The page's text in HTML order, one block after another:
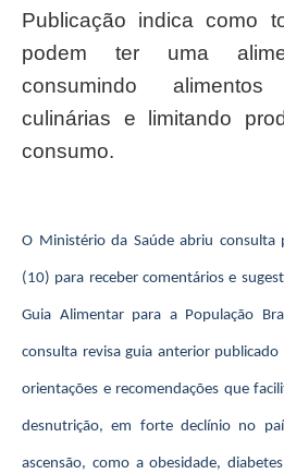
Publicação indica como todos os brasileiros
podem ter uma
consumindo
culinárias e limitando
consumo.
O Ministério da Saúde abriu consulta
(10) para receber comentários e
Guia Alimentar para a População
consulta revisa guia anterior
orientações e recomendações que
desnutrição, em forte declínio no
ascensão, como a obesidade,